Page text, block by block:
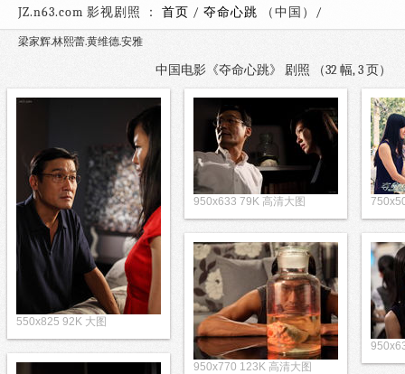
JZ.n63.com 影视剧照 ： 首页 / 夺命心跳 （中国）
梁家辉.林熙蕾.黄维德.安雅
中国电影《夺命心跳》 剧照 （32 幅, 3 页
550x825 92K 大图
950x633 79K 高清大图
950x770 123K 高清大图